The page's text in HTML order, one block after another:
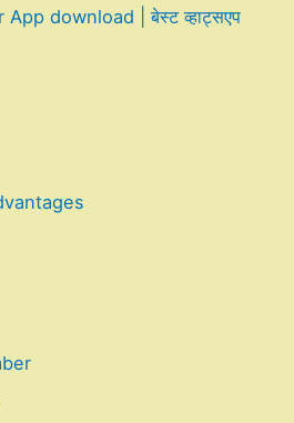
download | बेस्ट व्हाट्सएप